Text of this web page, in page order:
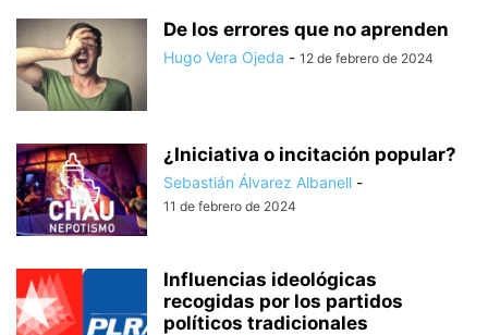
De los errores que no aprenden
Hugo Vera Ojeda - 12 de febrero de 2024
¿Iniciativa o incitación popular?
Sebastián Álvarez Albanell -
11 de febrero de 2024
Influencias ideológicas
recogidas por los partidos
políticos tradicionales